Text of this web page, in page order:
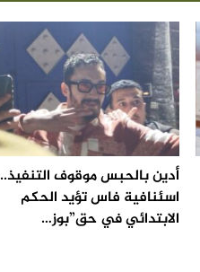
أدين بالحبس موقوف التنفيذ..
اسئنافية فاس تؤيد الحكم
الابتدائي في حق”بوز…